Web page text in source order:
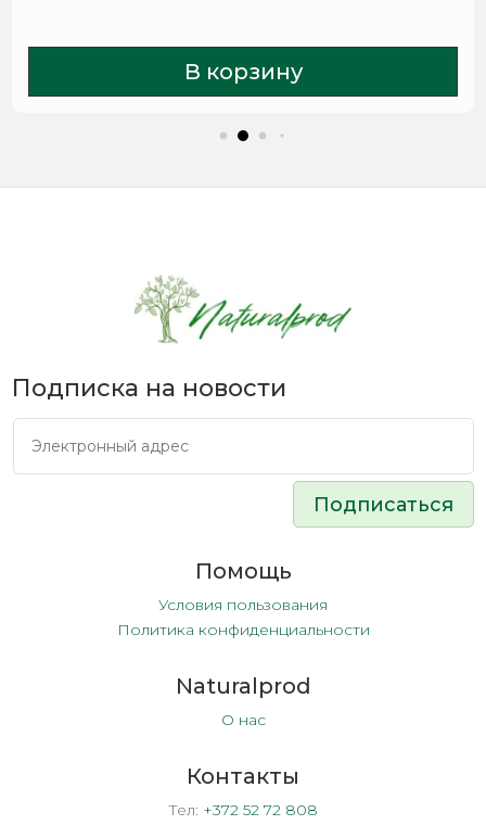
В корзину
Подписка на новости
Подписаться
Помощь
Условия пользования
Политика конфиденциальности
Naturalprod
О нас
Контакты
Тел: +372 52 72 808